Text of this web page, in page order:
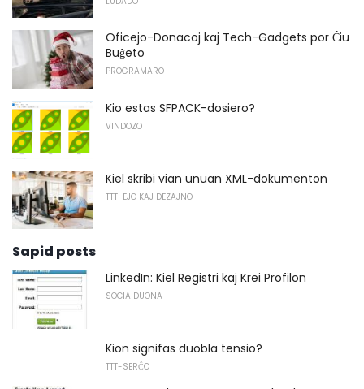
Oficejo-Donacoj kaj Tech-Gadgets por Ĉiu
Buĝeto
PROGRAMARO
Kio estas SFPACK-dosiero?
VINDOZO
Kiel skribi vian unuan XML-dokumenton
TTT-EJO KAJ DEZAJNO
Sapid posts
LinkedIn: Kiel Registri kaj Krei Profilon
SOCIA DUONA
Kion signifas duobla tensio?
TTT-SERĈO